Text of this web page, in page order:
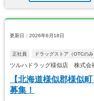
更新日：2026年6月18日
正社員 ドラッグストア（OTCのみ
ツルハドラッグ様似店 株式会
【北海道様似郡様似
募集！